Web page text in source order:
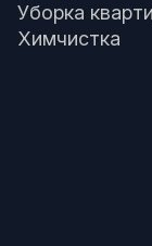
Уборка
Химчистка